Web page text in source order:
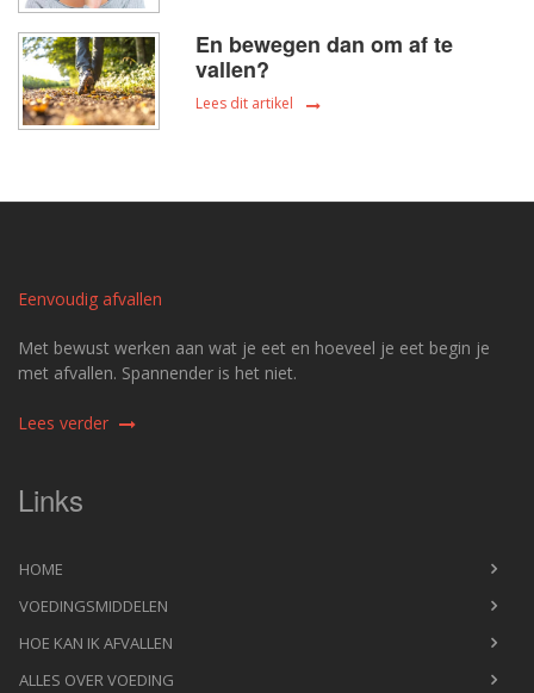
En bewegen dan om af te
vallen?
Lees dit artikel
Eenvoudig afvallen
Met bewust werken aan wat je eet en hoeveel je eet begin je
met afvallen. Spannender is het niet.
Lees verder
Links
HOME
VOEDINGSMIDDELEN
HOE KAN IK AFVALLEN
ALLES OVER VOEDING